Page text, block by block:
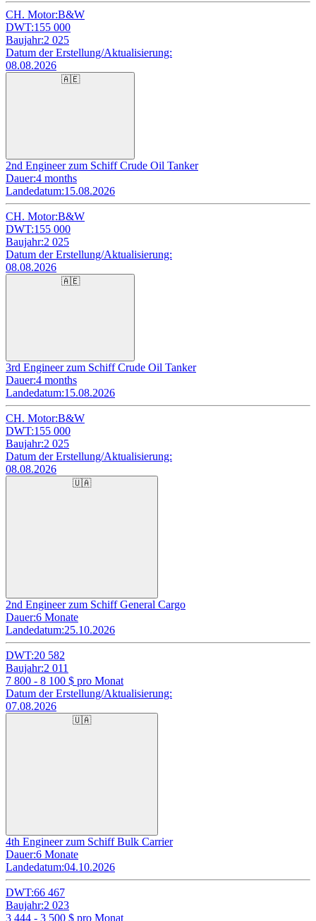
CH. Motor:B&W
DWT:155 000
Baujahr:2 025
Datum der Erstellung/Aktualisierung:
08.08.2026
🇦🇪
2nd Engineer zum Schiff Crude Oil Tanker
Dauer:4 months
Landedatum:15.08.2026
CH. Motor:B&W
DWT:155 000
Baujahr:2 025
Datum der Erstellung/Aktualisierung:
08.08.2026
🇦🇪
3rd Engineer zum Schiff Crude Oil Tanker
Dauer:4 months
Landedatum:15.08.2026
CH. Motor:B&W
DWT:155 000
Baujahr:2 025
Datum der Erstellung/Aktualisierung:
08.08.2026
🇺🇦
2nd Engineer zum Schiff General Cargo
Dauer:6 Monate
Landedatum:25.10.2026
DWT:20 582
Baujahr:2 011
7 800 - 8 100 $ pro Monat
Datum der Erstellung/Aktualisierung:
07.08.2026
🇺🇦
4th Engineer zum Schiff Bulk Carrier
Dauer:6 Monate
Landedatum:04.10.2026
DWT:66 467
Baujahr:2 023
3 444 - 3 500 $ pro Monat